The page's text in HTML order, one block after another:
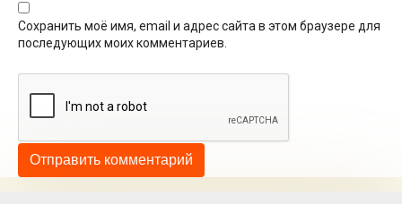
Сохранить моё имя, email и адрес сайта в этом браузере для
последующих моих комментариев.